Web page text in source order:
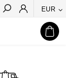
EUR
Hľadať